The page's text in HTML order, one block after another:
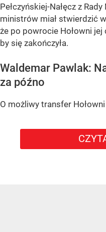
Pełczyńskiej-Nałęcz z
ministrów miał stwierdzić
że po powrocie Hołowni
by się zakończyła.
Waldemar Pawlak:
za późno
O możliwy transfer